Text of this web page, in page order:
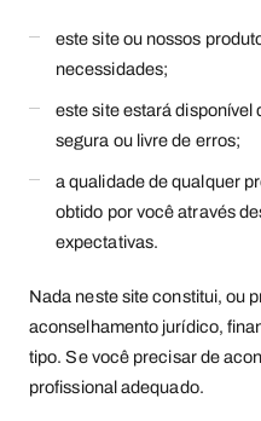
este site ou nossos
necessidades;
este site estará
segura ou livre de erros;
a qualidade de qualquer
obtido por você através
expectativas.
Nada neste site constitui, ou
aconselhamento jurídico,
tipo. Se você precisar de
profissional adequado.